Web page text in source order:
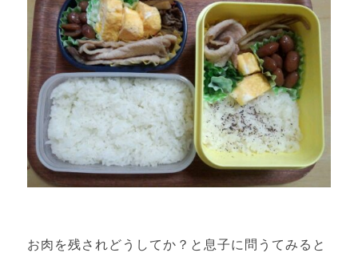
お肉を残されどうしてか？と息子に問うてみると